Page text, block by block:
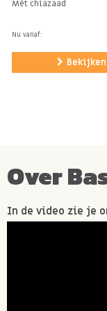
Kan sporen
THT: 01-09-26
Mét chiazaad
Nu vanaf:
Bekijken
Over
In de video zie je